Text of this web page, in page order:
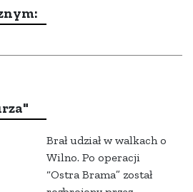
Brał udział w walkach o
Wilno. Po operacji
“Ostra Brama” został